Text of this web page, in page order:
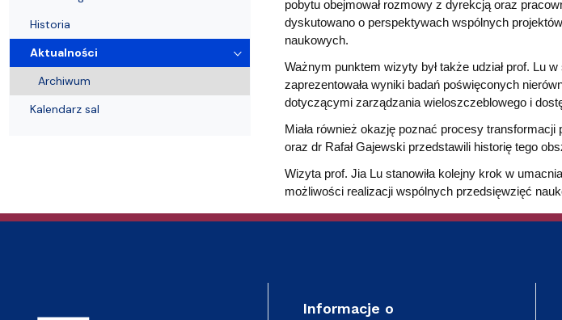
pobytu obejmował rozmowy z dyrekcją oraz
dyskutowano o perspektywach wspólnych
naukowych.
Ważnym punktem wizyty był także udział prof. Lu
zaprezentowała wyniki badań poświęconych
dotyczącymi zarządzania wieloszczeblowego i
Miała również okazję poznać procesy
oraz dr Rafał Gajewski przedstawili historię tego
Wizyta prof. Jia Lu stanowiła kolejny krok w
możliwości realizacji wspólnych przedsięwzięć
Historia
Aktualności
Archiwum
Kalendarz sal
Informacje o